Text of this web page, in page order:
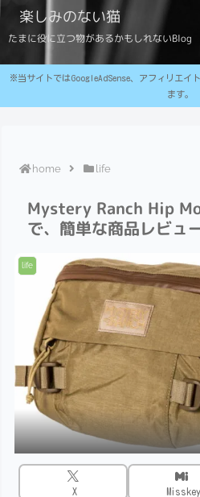
楽しみのない猫
たまに役に立つ物があるかもしれないBlog
※当サイトではGoogleAdSense、アフィリエイ
ます。
home life
Mystery Ranch Hip
で、簡単な商品レビュ
life
X Misskey